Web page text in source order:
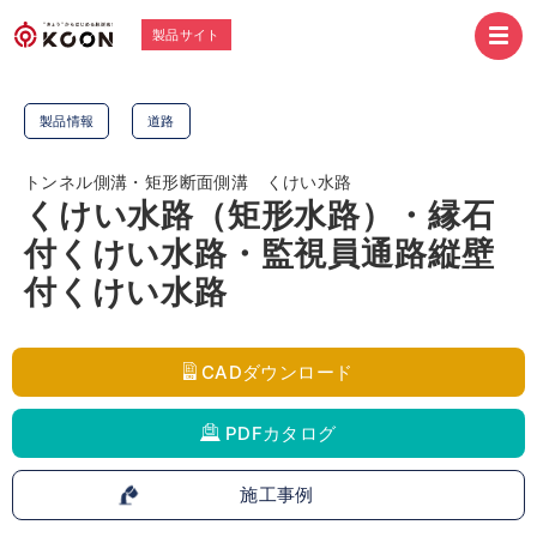
製品サイト
製品情報 道路
トンネル側溝・矩形断面側溝 くけい水路
くけい水路（矩形水路）・縁石
付くけい水路・監視員通路縦壁
付くけい水路
CADダウンロード
PDFカタログ
施工事例